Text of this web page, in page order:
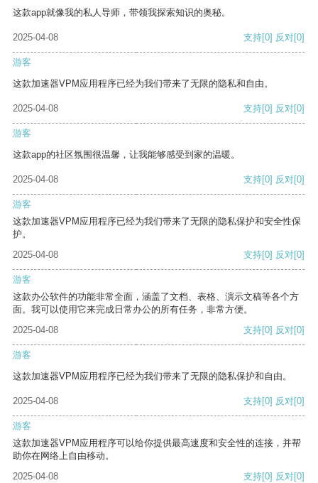
这款app就像我的私人导师，带领我探索知识的奥秘。
2025-04-08 支持[0] 反对[0]
游客
这款加速器VPM应用程序已经为我们带来了无限的隐私和自由。
2025-04-08 支持[0] 反对[0]
游客
这款app的社区氛围很温馨，让我能够感受到家的温暖。
2025-04-08 支持[0] 反对[0]
游客
这款加速器VPM应用程序已经为我们带来了无限的隐私保护和安全性保
护。
2025-04-08
支持[0] 反对[0]
游客
这款办公软件的功能非常全面，涵盖了文档、表格、演示文稿等各个方
面。我可以使用它来完成日常办公的所有任务，非常方便。
2025-04-08
支持[0] 反对[0]
游客
这款加速器VPM应用程序已经为我们带来了无限的隐私保护和自由。
2025-04-08 支持[0] 反对[0]
游客
这款加速器VPM应用程序可以给你提供最高速度和安全性的连接，并帮
助你在网络上自由移动。
2025-04-08
支持[0] 反对[0]